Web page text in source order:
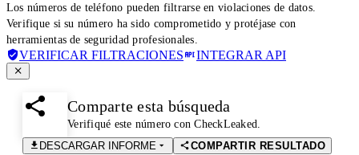
Los números de teléfono pueden filtrarse en violaciones de datos.
Verifique si su número ha sido comprometido y protéjase con
herramientas de seguridad profesionales.
VERIFICAR FILTRACIONES INTEGRAR API
Comparte esta búsqueda
Verifiqué este número con CheckLeaked.
DESCARGAR INFORME
COMPARTIR RESULTADO